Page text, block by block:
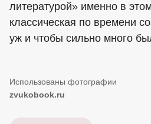
литературой» именно в
классическая по времени
уж и чтобы сильно много
zvukobook.ru